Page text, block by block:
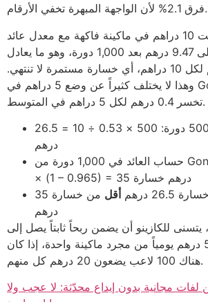
فرق 2.1% لأن الواجهة المبهرة تخفي الأرقام.
مثال عملي: إذا وضعت 10 دراهم في ماكينة فاكهة مع معدل عائد
94.7%، ستحصل على 9.47 درهم بعد 1,000 دورة، وهو ما يعادل
خسارة 0.53 درهم لكل 10 دراهم، أي خسارة مستمرة لا تنتهي.
وهذا لا يختلف كثيراً عن وضع 5 دراهم في Gonzo’s Quest حيث
تخسر 0.4 درهم لكل 5 دراهم في المتوسط.
حساب الخسارة في 500 دورة: 500 × 0.53 ÷ 10 = 26.5
درهم
حساب العائد في 1,000 دورة من Gonzo’s Quest: 1,000
× (1 – 0.965) = 35 درهم خسارة
درهم
أقل
من خسارة 35
درهم
يتسنى للكازينو أن يضمن ربحاً ثابتاً يصل إلى
ما لا يقل عن 5,000 درهم يومياً من مجرد ماكينة واحدة، إذا كان
هناك 100 لاعب يضعون 20 درهم كل منهم.
لفات مجانية بدون إيداع محدّثة: لا عجب ولا